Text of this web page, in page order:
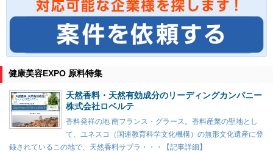
健康美容EXPO 原料特集
天然香料・天然有効成分のリーディングカンパニー
株式会社ロベルテ
香料発祥の地 南フランス・グラース。香料産業の聖地とし
て、ユネスコ（国連教育科学文化機構）の無形文化遺産に登
録されているこの地で、天然香料サプラ・・・【記事詳細】